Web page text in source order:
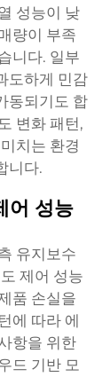
성능이 낮
량이 부족
니다. 일부
도하게 민감
동되기도 합
변화 패턴,
치는 환경
니다.
어 성능
유지보수
제어 성능
품 손실을
에 따라 에
항을 위한
드 기반 모